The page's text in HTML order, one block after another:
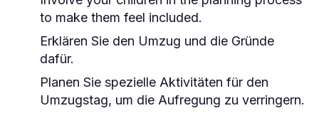
to make them feel included.
Erklären Sie den Umzug und die Gründe
dafür.
Planen Sie spezielle Aktivitäten für den
Umzugstag, um die Aufregung zu verringern.